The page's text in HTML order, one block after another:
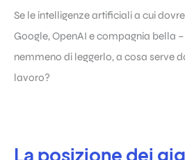
Se le intelligenze artificiali a cui
Google, OpenAI e compagnia bella
nemmeno di leggerlo, a cosa serve
lavoro?
La posizione dei